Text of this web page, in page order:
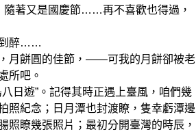
隨著又是國慶節……再不喜歡也得過，
到醉……
月餅圓的佳節，——可我的月餅卻被老
所吧。
遊”。記得其時正遇上臺風，咱們幾
照紀念；日月潭也封渡瞭，隻幸虧潭邊
照瞭幾張照片；最初分開臺灣的時辰，